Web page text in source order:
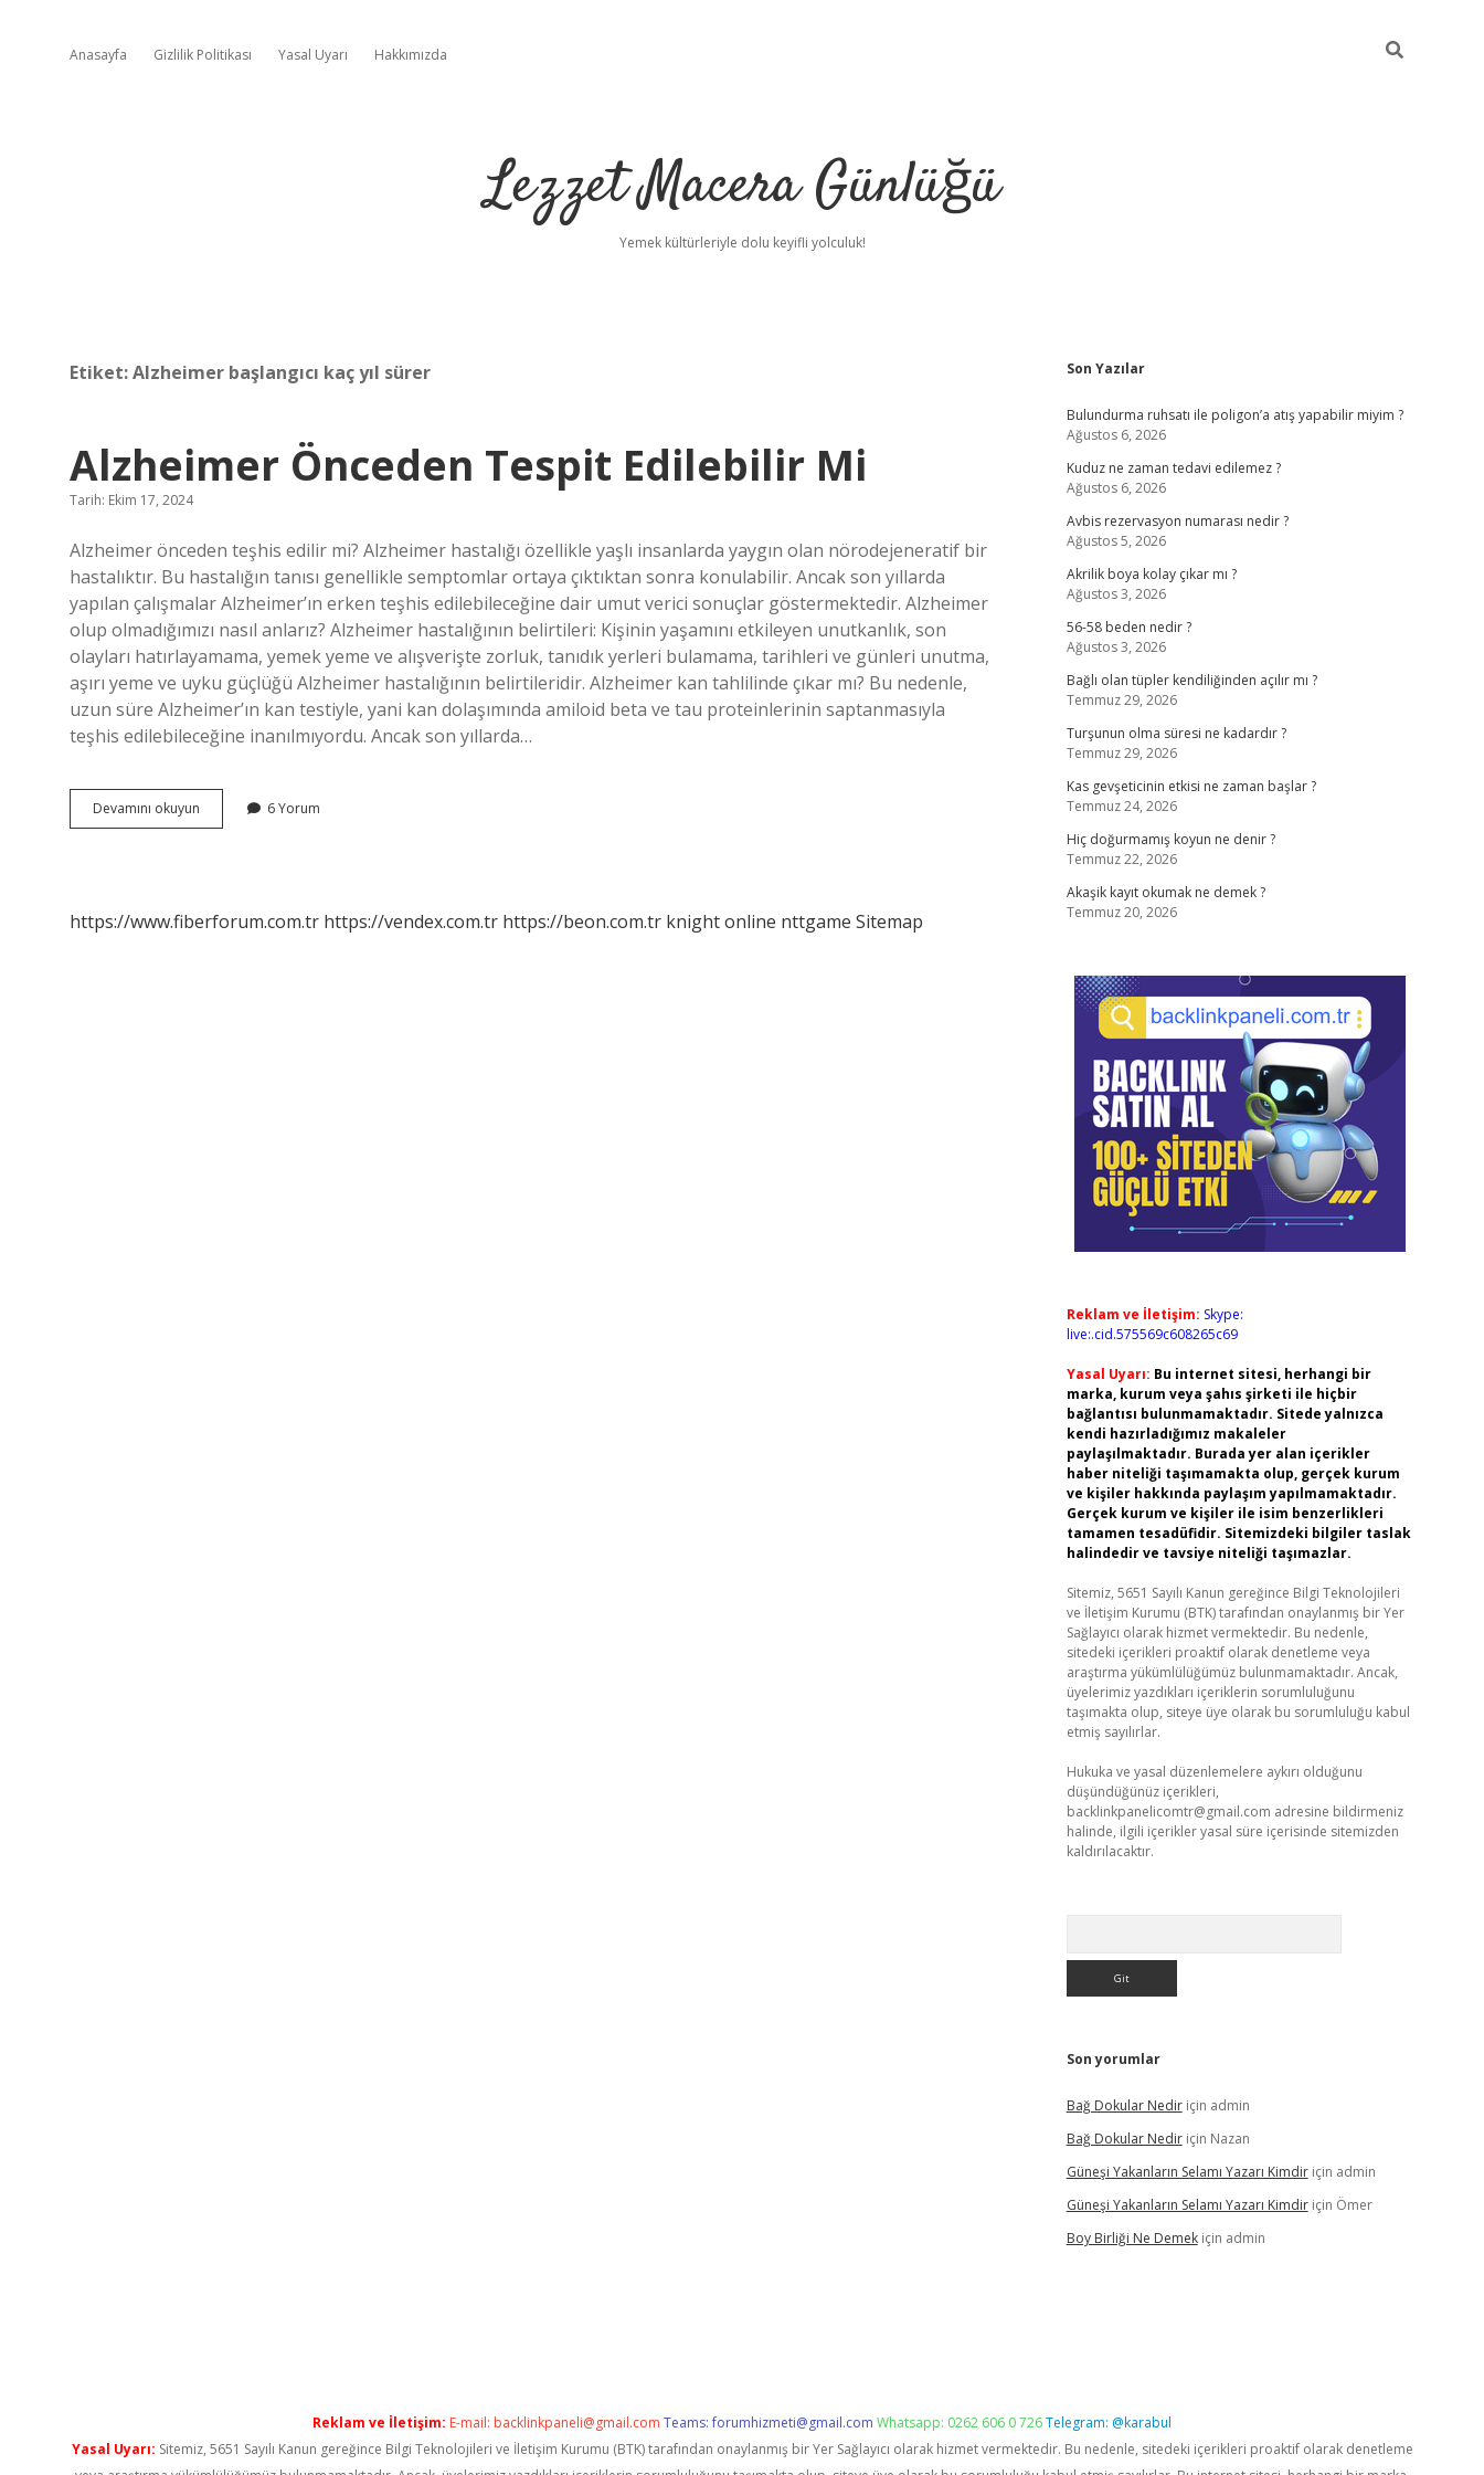
Anasayfa Gizlilik Politikası Yasal Uyarı Hakkımızda
Lezzet Macera Günlüğü
Yemek kültürleriyle dolu keyifli yolculuk!
Etiket:Alzheimer başlangıcı kaç yıl sürer
Alzheimer Önceden Tespit Edilebilir Mi
Tarih: Ekim 17, 2024
Alzheimer önceden teşhis edilir mi? Alzheimer hastalığı özellikle yaşlı insanlarda yaygın olan nörodejeneratif bir
hastalıktır. Bu hastalığın tanısı genellikle semptomlar ortaya çıktıktan sonra konulabilir. Ancak son yıllarda
yapılan çalışmalar Alzheimer’ın erken teşhis edilebileceğine dair umut verici sonuçlar göstermektedir. Alzheimer
olup olmadığımızı nasıl anlarız? Alzheimer hastalığının belirtileri: Kişinin yaşamını etkileyen unutkanlık, son
olayları hatırlayamama, yemek yeme ve alışverişte zorluk, tanıdık yerleri bulamama, tarihleri ​​ve günleri unutma,
aşırı yeme ve uyku güçlüğü Alzheimer hastalığının belirtileridir. Alzheimer kan tahlilinde çıkar mı? Bu nedenle,
uzun süre Alzheimer’ın kan testiyle, yani kan dolaşımında amiloid beta ve tau proteinlerinin saptanmasıyla
teşhis edilebileceğine inanılmıyordu. Ancak son yıllarda…
Devamını okuyun Alzheimer
Önceden
6 Yorum
https://www.fiberforum.com.tr https://vendex.com.tr https://beon.com.tr knight online nttgame Sitemap
Sidebar
Son Yazılar
Bulundurma ruhsatı ile poligon’a atış yapabilir miyim ?
Ağustos 6, 2026
Kuduz ne zaman tedavi edilemez ?
Ağustos 6, 2026
Avbis rezervasyon numarası nedir ?
Ağustos 5, 2026
Akrilik boya kolay çıkar mı ?
Ağustos 3, 2026
56-58 beden nedir ?
Ağustos 3, 2026
Bağlı olan tüpler kendiliğinden açılır mı ?
Temmuz 29, 2026
Turşunun olma süresi ne kadardır ?
Temmuz 29, 2026
Kas gevşeticinin etkisi ne zaman başlar ?
Temmuz 24, 2026
Hiç doğurmamış koyun ne denir ?
Temmuz 22, 2026
Akaşik kayıt okumak ne demek ?
Temmuz 20, 2026
Reklam ve İletişim: Skype:
live:.cid.575569c608265c69
Yasal Uyarı: Bu internet sitesi, herhangi bir
marka, kurum veya şahıs şirketi ile hiçbir
bağlantısı bulunmamaktadır. Sitede yalnızca
kendi hazırladığımız makaleler
paylaşılmaktadır. Burada yer alan içerikler
haber niteliği taşımamakta olup, gerçek kurum
ve kişiler hakkında paylaşım yapılmamaktadır.
Gerçek kurum ve kişiler ile isim benzerlikleri
tamamen tesadüfidir. Sitemizdeki bilgiler taslak
halindedir ve tavsiye niteliği taşımazlar.
Sitemiz, 5651 Sayılı Kanun gereğince Bilgi Teknolojileri
ve İletişim Kurumu (BTK) tarafından onaylanmış bir Yer
Sağlayıcı olarak hizmet vermektedir. Bu nedenle,
sitedeki içerikleri proaktif olarak denetleme veya
araştırma yükümlülüğümüz bulunmamaktadır. Ancak,
üyelerimiz yazdıkları içeriklerin sorumluluğunu
taşımakta olup, siteye üye olarak bu sorumluluğu kabul
etmiş sayılırlar.
Hukuka ve yasal düzenlemelere aykırı olduğunu
düşündüğünüz içerikleri,
backlinkpanelicomtr@gmail.com adresine bildirmeniz
halinde, ilgili içerikler yasal süre içerisinde sitemizden
kaldırılacaktır.
Son yorumlar
Bağ Dokular Nediriçin admin
Bağ Dokular Nediriçin Nazan
Güneşi Yakanların Selamı Yazarı Kimdiriçin admin
Güneşi Yakanların Selamı Yazarı Kimdiriçin Ömer
Boy Birliği Ne Demekiçin admin
ilbet yeni girişbetexper güncel giriş
Reklam ve İletişim: E-mail: backlinkpaneli@gmail.com Teams:forumhizmeti@gmail.com Whatsapp: 0262 606 0 726Telegram: @karabul
Yasal Uyarı: Sitemiz, 5651 Sayılı Kanun gereğince Bilgi Teknolojileri ve İletişim Kurumu (BTK) tarafından onaylanmış bir Yer Sağlayıcı olarak hizmet vermektedir. Bu nedenle, sitedeki içerikleri proaktif olarak denetleme